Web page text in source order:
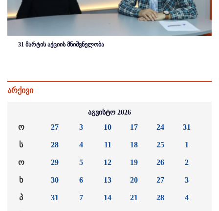
31 მარტის აქციის მნიშვნელობა
არქივი
აგვისტო 2026
ო
ს
ო
ხ
პ
27
28
29
30
31
3
4
5
6
7
10
11
12
13
14
17
18
19
20
21
24
25
26
27
28
31
1
2
3
4